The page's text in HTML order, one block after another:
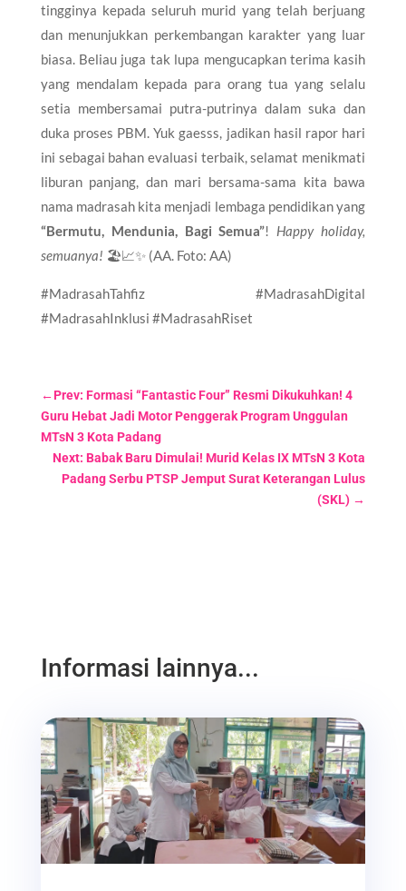
tingginya kepada seluruh murid yang telah berjuang
dan menunjukkan perkembangan karakter yang luar
biasa. Beliau juga tak lupa mengucapkan terima kasih
yang mendalam kepada para orang tua yang selalu
setia membersamai putra-putrinya dalam suka dan
duka proses PBM. Yuk gaesss, jadikan hasil rapor hari
ini sebagai bahan evaluasi terbaik, selamat menikmati
liburan panjang, dan mari bersama-sama kita bawa
nama madrasah kita menjadi lembaga pendidikan yang
“Bermutu, Mendunia, Bagi Semua”! Happy holiday,
semuanya! 🏖️📈✨ (AA. Foto: AA)
​#MadrasahTahfiz #MadrasahDigital
#MadrasahInklusi #MadrasahRiset
←Prev: Formasi “Fantastic Four” Resmi Dikukuhkan! 4
Guru Hebat Jadi Motor Penggerak Program Unggulan
MTsN 3 Kota Padang
Next: Babak Baru Dimulai! Murid Kelas IX MTsN 3 Kota
Padang Serbu PTSP Jemput Surat Keterangan Lulus
(SKL) →
Informasi lainnya...